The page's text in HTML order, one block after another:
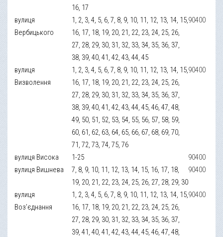
16, 17
вулиця
Вербицького
1, 2, 3, 4, 5, 6, 7, 8, 9, 10, 11, 12, 13, 14, 15,
16, 17, 18, 19, 20, 21, 22, 23, 24, 25, 26,
27, 28, 29, 30, 31, 32, 33, 34, 35, 36, 37,
38, 39, 40, 41, 42, 43, 44, 45
90400
вулиця
Визволення
1, 2, 3, 4, 5, 6, 7, 8, 9, 10, 11, 12, 13, 14, 15,
16, 17, 18, 19, 20, 21, 22, 23, 24, 25, 26,
27, 28, 29, 30, 31, 32, 33, 34, 35, 36, 37,
38, 39, 40, 41, 42, 43, 44, 45, 46, 47, 48,
49, 50, 51, 52, 53, 54, 55, 56, 57, 58, 59,
60, 61, 62, 63, 64, 65, 66, 67, 68, 69, 70,
71, 72, 73, 74, 75, 76
90400
вулиця Висока 1-25
90400
вулиця Вишнева
7, 8, 9, 10, 11, 12, 13, 14, 15, 16, 17, 18,
19, 20, 21, 22, 23, 24, 25, 26, 27, 28, 29, 30
90400
вулиця
Воз’єднання
1, 2, 3, 4, 5, 6, 7, 8, 9, 10, 11, 12, 13, 14, 15,
16, 17, 18, 19, 20, 21, 22, 23, 24, 25, 26,
27, 28, 29, 30, 31, 32, 33, 34, 35, 36, 37,
39, 41, 40, 41, 42, 43, 44, 45, 46, 47, 48,
90400